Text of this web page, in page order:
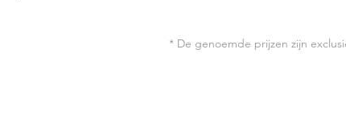
* De genoemde prijzen zijn